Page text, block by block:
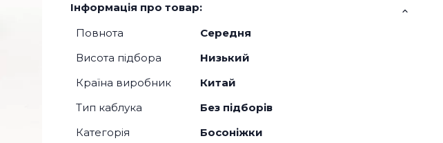
Інформація про товар:
Повнота
Середня
Висота підбора
Низький
Країна виробник
Китай
Тип каблука
Без підборів
Категорія
Босоніжки